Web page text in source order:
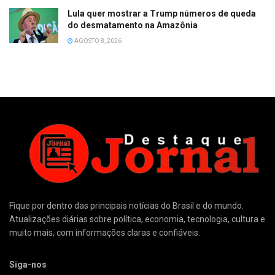
Lula quer mostrar a Trump números de queda
do desmatamento na Amazônia
AGOSTO 8, 2026
Fique por dentro das principais notícias do Brasil e do mundo.
Atualizações diárias sobre política, economia, tecnologia, cultura e
muito mais, com informações claras e confiáveis.
Siga-nos